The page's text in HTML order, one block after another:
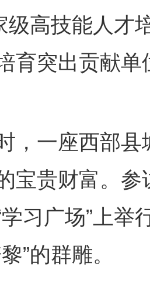
级高技能人才
育突出贡献单
一座西部县
宝贵财富。
学习广场”上
”的群雕。